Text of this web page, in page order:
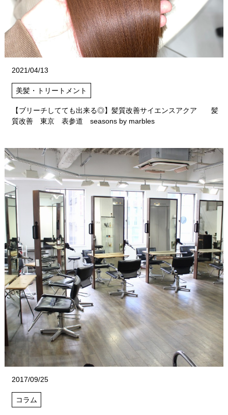
2021/04/13
美髪・トリートメント
【ブリーチしてても出来る◎】髪質改善サイエンスアクア 髪
質改善 東京 表参道 seasons by marbles
2017/09/25
コラム